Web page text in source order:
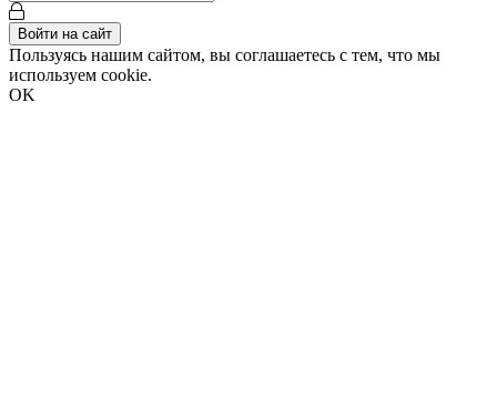
Войти на сайт
Пользуясь нашим сайтом, вы соглашаетесь с тем, что мы
используем cookie.
OK